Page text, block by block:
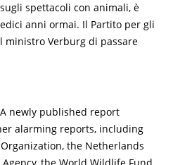
spettacoli con animali, è
anni ormai. Il Partito per gli
ministro Verburg di passare
newly published report
alarming reports, including
the Netherlands